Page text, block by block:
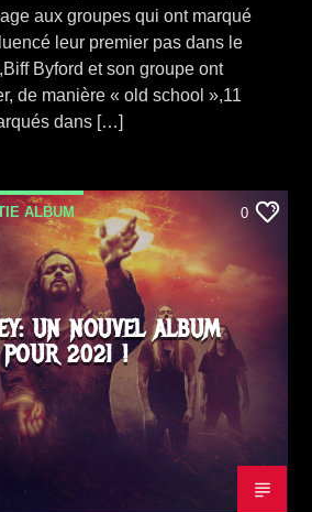
aux groupes qui ont marqué
leur premier pas dans le
Byford et son groupe ont
de manière « old school »,11
dans […]
ALBUM 0
UN NOUVEL ALBUM
POUR 2021 !